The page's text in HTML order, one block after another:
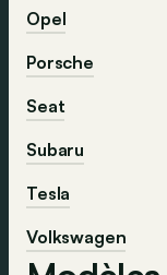
Opel
Porsche
Seat
Subaru
Tesla
Volkswagen